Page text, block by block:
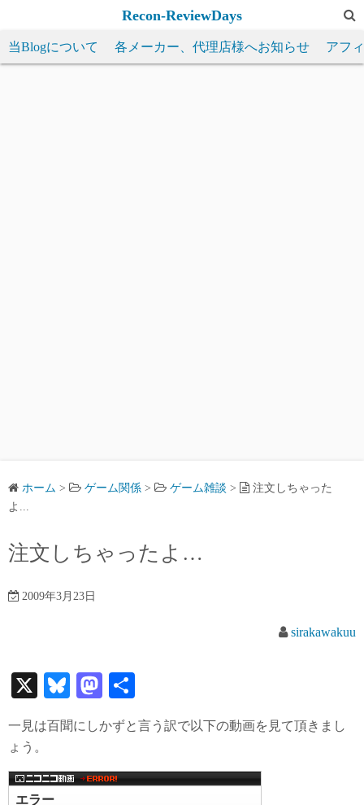
テ
Recon-ReviewDays
当Blogについて 各メーカー、代理店様へお知らせ アフ
ホーム > ゲーム関係 > ゲーム雑談 >
注文しちゃった
よ...
注文しちゃったよ…
2009年3月23日
sirakawakuu
X
Bl
sk
y
M
to
do
n
有
一見は百聞にしかずと言う訳で以下の動画を見て頂きまし
ょう。